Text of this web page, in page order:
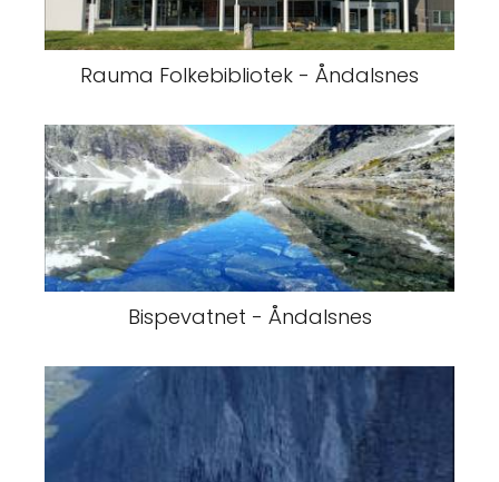
Rauma Folkebibliotek - Åndalsnes
Bispevatnet - Åndalsnes